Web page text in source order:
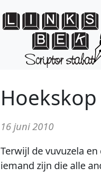
Hoekskop
16 juni 2010
Terwijl de vuvuzela
iemand zijn die alle